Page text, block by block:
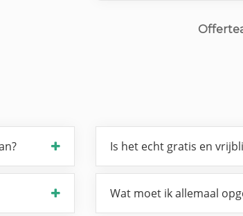
Is het echt gratis en
Wat moet ik allemaal